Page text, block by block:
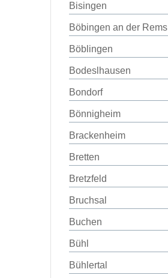
Bisingen
Böbingen an der Rems
Böblingen
Bodeslhausen
Bondorf
Bönnigheim
Brackenheim
Bretten
Bretzfeld
Bruchsal
Buchen
Bühl
Bühlertal